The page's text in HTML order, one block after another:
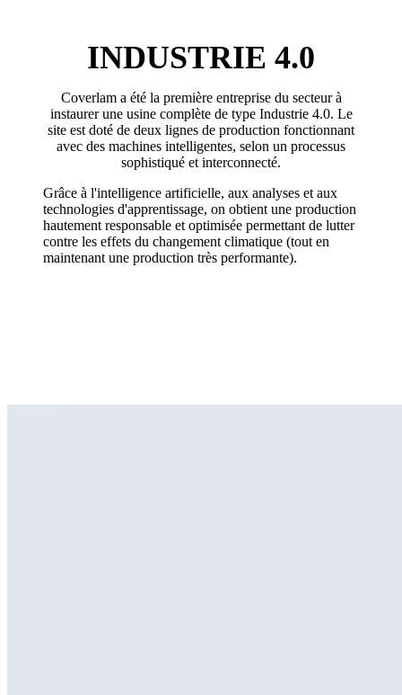
INDUSTRIE 4.0
Coverlam a été la première entreprise du secteur à
instaurer une usine complète de type Industrie 4.0. Le
site est doté de deux lignes de production fonctionnant
avec des machines intelligentes, selon un processus
sophistiqué et interconnecté.
Grâce à l'intelligence artificielle, aux analyses et aux
technologies d'apprentissage, on obtient une production
hautement responsable et optimisée permettant de lutter
contre les effets du changement climatique (tout en
maintenant une production très performante).